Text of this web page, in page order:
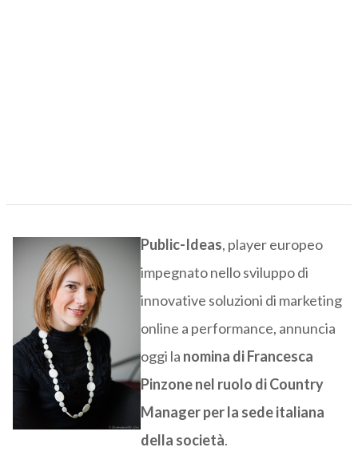
Public-Ideas, player europeo
impegnato nello sviluppo di
innovative soluzioni di marketing
online a performance, annuncia
oggi la nomina di Francesca
Pinzone nel ruolo di Country
Manager per la sede italiana
della società.